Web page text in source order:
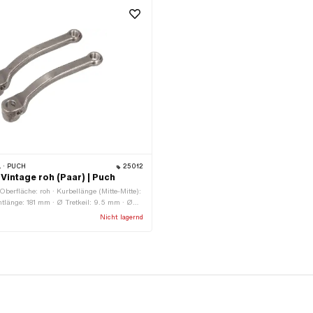
· PUCH 25012
roh (Paar) | Puch
roh · Kurbellänge (Mitte-Mitte):
181 mm · Ø Tretkeil: 9.5 mm · Ø
· Kröpfung (Versatz): 52 mmNicht lagernd